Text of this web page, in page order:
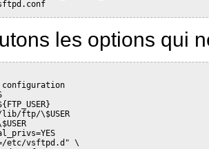
les options qui
ftp/\$USER
etc/vsftpd.d" \